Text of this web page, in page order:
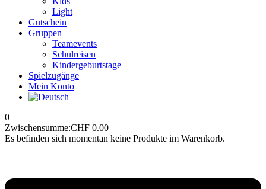
Light
Gutschein
Gruppen
Teamevents
Schulreisen
Kindergeburtstage
Spielzugänge
Mein Konto
0
Zwischensumme:CHF 0.00
Es befinden sich momentan keine Produkte im Warenkorb.